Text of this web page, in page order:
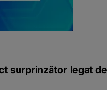
surprinzător legat de